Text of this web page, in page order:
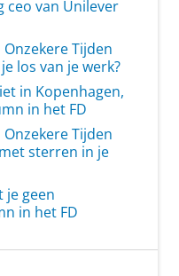
ceo van Unilever
Tijden
los van je werk?
in Kopenhagen,
in het FD
Tijden
sterren in je
je geen
in het FD